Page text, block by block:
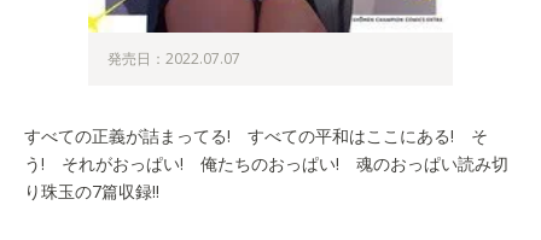
発売日：2022.07.07
すべての正義が詰まってる! すべての平和はここにある! そ
う! それがおっぱい! 俺たちのおっぱい! 魂のおっぱい読み切
り珠玉の7篇収録!!